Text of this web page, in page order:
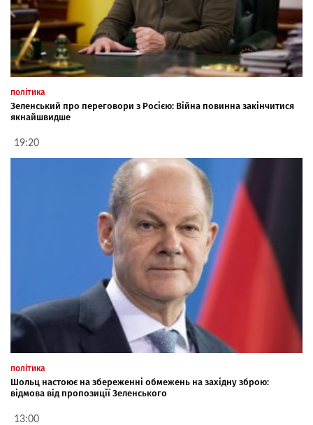
політика
Зеленський про переговори з Росією: Війна повинна закінчитися
якнайшвидше
19:20
політика
Шольц настоює на збереженні обмежень на західну зброю:
відмова від пропозиції Зеленського
13:00